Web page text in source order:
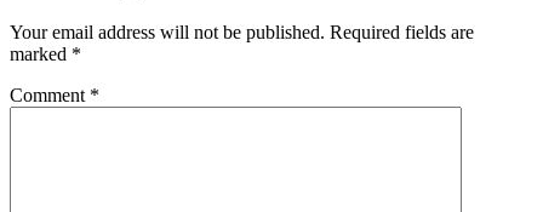
Your email address will not be published. Required fields are
marked *
Comment *